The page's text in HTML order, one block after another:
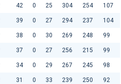
42 0 25 304 254 107
39 0 27 294 237 104
38 0 30 269 248 99
37 0 27 256 215 99
34 0 29 267 245 98
31 0 33 239 250 92